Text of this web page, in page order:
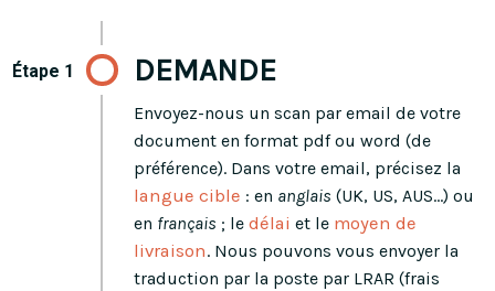
DEMANDE
Envoyez-nous un scan par email de votre
document en format pdf ou word (de
préférence). Dans votre email, précisez la
langue cible : en anglais (UK, US, AUS…) ou
en français ; ledélai et le moyen de
livraison. Nous pouvons vous envoyer la
traduction par la poste par LRAR (frais
Étape 1